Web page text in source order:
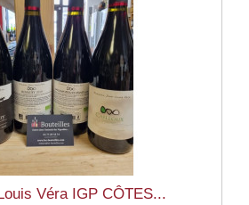
Véra IGP CÔTES...